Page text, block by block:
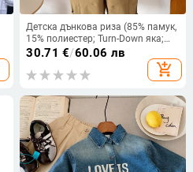
Детска дънкова риза (85% памук,
15% полиестер; Turn-Down яка;
дълъг ръкав; есен 2025)
30.71 €/60.06 лв
add_shopping_cart